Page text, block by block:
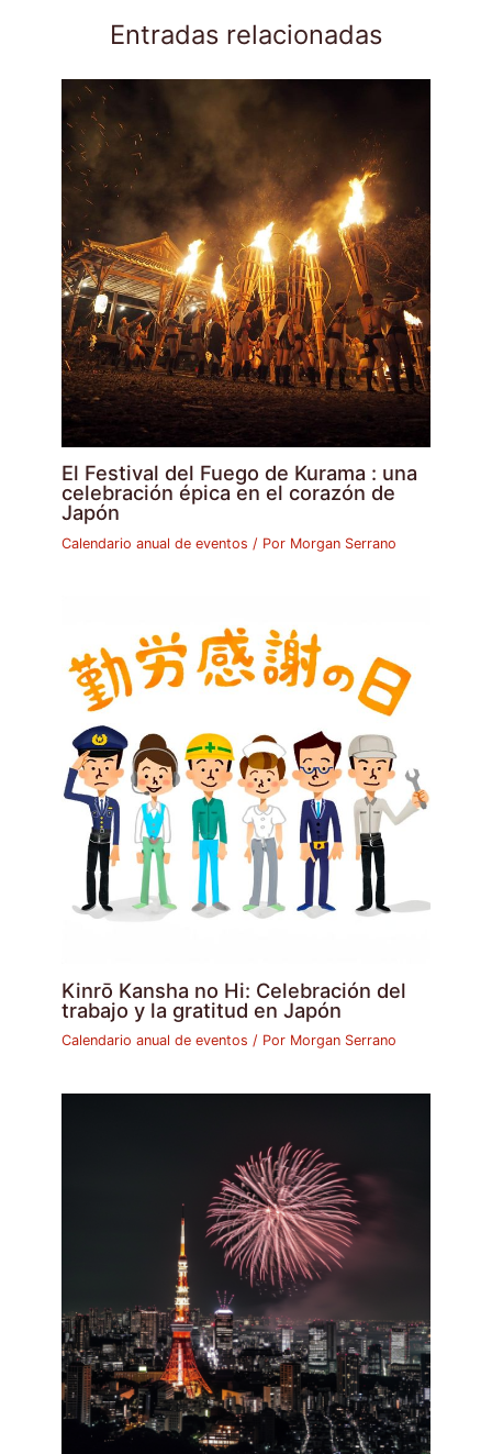
Entradas relacionadas
El Festival del Fuego de Kurama : una
celebración épica en el corazón de
Japón
Calendario anual de eventos / Por Morgan Serrano
Kinrō Kansha no Hi: Celebración del
trabajo y la gratitud en Japón
Calendario anual de eventos / Por Morgan Serrano